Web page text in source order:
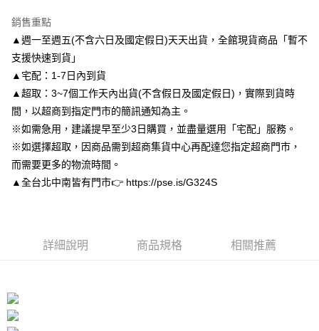
聯邦商業銀行
元大商業銀行
永豐商業銀行
玉山商業銀行
台新國際商業銀行
台灣樂天信用卡公司
匯豐（台灣）商業銀行
聯邦商業銀行
遠東國際商業銀行
元大商業銀行
玉山商業銀行
台灣樂天信用卡公司
悠遊付
Google Pay
【關於「AFTEE先享後付」】
AFTEE先享後付是「在收到商品之後才付款」的支付方式。 讓您購物簡單
便利好安心！
１．簡單：不需註冊會員、不需綁卡、不需儲值。
２．便利：只要手機號碼，簡訊認證，即可結帳。
３．安心：先確認商品／服務後，再付款。
２．訂單成立數日內，您將收到繳費通知簡訊。
購買商品的店家。未經商家同意取消之訂單仍視為有效，需透過AFTEE先享
後付繳納相關費用。
※ 交易是否成功請以「AFTEE先享後付 」之結帳頁面顯示為準，若有關於
ATM付款
運送方式
付款後全家取貨
每筆NT$80，滿NT$3,000(含以上)免運費
每筆NT$80，滿NT$3,000(含以上)免運費
離島宅配
銷售重點
▲週一至週五(不含六日及國定假日)天天出貨，全館現貨商品「暫不
支援快速到貨」
▲宅配：1-7日內到貨
▲超取：3~7個工作天內出貨(不含假日及國定假日)，實際到貨時
間，以超商到指定門市的簡訊通知為主。
※如需急用，建議提早至少3日購買，並盡量選用「宅配」服務。
※如選擇超取，因商品需到超商集貨中心再配達您指定超商門市，
而需要更多的物流時間。
▲全台北中南皆有門市👉 https://pse.is/G324S
詳細說明 商品規格 相關推薦